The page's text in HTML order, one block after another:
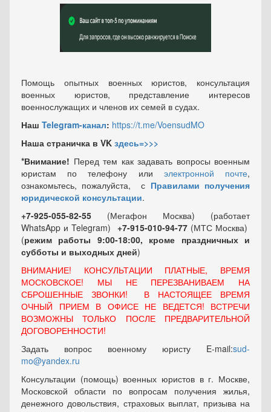
Помощь опытных военных юристов, консультация
военных юристов, представление интересов
военнослужащих и членов их семей в судах.
Наш Telegram-канал: https://t.me/VoensudMO
Наша страничка в VK здесь=>>>
*Внимание! Перед тем как задавать вопросы военным
юристам по телефону или электронной почте,
ознакомьтесь, пожалуйста, с Правилами получения
юридической консультации.
+7-925-055-82-55 (Мегафон Москва) (работает
WhatsApp и Telegram) +7-915-010-94-77 (МТС Москва)
(режим работы 9:00-18:00, кроме праздничных и
субботы и выходных дней)
ВНИМАНИЕ! КОНСУЛЬТАЦИИ ПЛАТНЫЕ, ВРЕМЯ
МОСКОВСКОЕ! МЫ НЕ ПЕРЕЗВАНИВАЕМ НА
СБРОШЕННЫЕ ЗВОНКИ! В НАСТОЯЩЕЕ ВРЕМЯ
ОЧНЫЙ ПРИЕМ В ОФИСЕ НЕ ВЕДЕТСЯ! ВСТРЕЧИ
ВОЗМОЖНЫ ТОЛЬКО ПОСЛЕ ПРЕДВАРИТЕЛЬНОЙ
ДОГОВОРЕННОСТИ!
Задать вопрос военному юристу E-mail:sud-
mo@yandex.ru
Консультации (помощь) военных юристов в г. Москве,
Московской области по вопросам получения жилья,
денежного довольствия, страховых выплат, призыва на